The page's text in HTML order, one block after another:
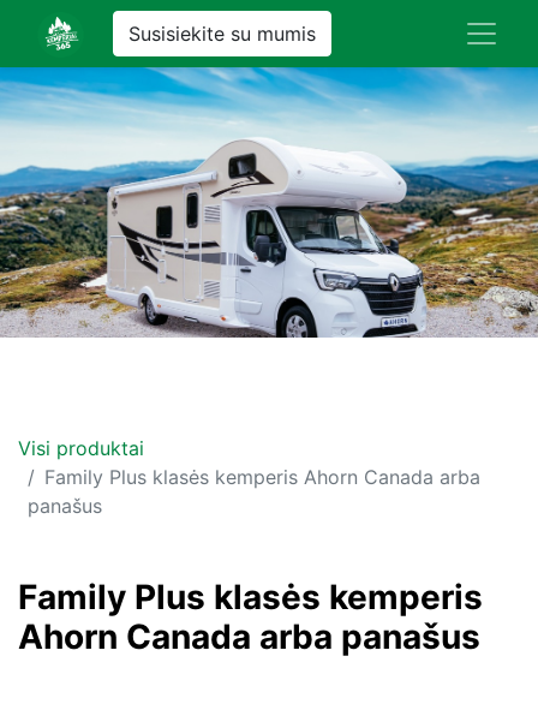
Susisiekite su mumis
Visi produktai
Family Plus klasės kemperis Ahorn Canada arba
panašus
Family Plus klasės kemperis
Ahorn Canada arba panašus